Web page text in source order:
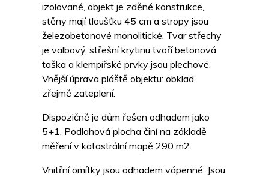
izolované, objekt je zděné konstrukce,
stěny mají tloušťku 45 cm a stropy jsou
železobetonové monolitické. Tvar střechy
je valbový, střešní krytinu tvoří betonová
taška a klempířské prvky jsou plechové.
Vnější úprava pláště objektu: obklad,
zřejmě zateplení.
Dispozičně je dům řešen odhadem jako
5+1. Podlahová plocha činí na základě
měření v katastrální mapě 290 m2.
Vnitřní omítky jsou odhadem vápenné. Jsou